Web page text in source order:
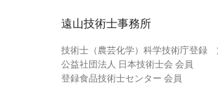
遠山技術士事務所
技術士（農芸化学）科学技術庁登録
公益社団法人 日本技術士会 会員
登録食品技術士センター 会員